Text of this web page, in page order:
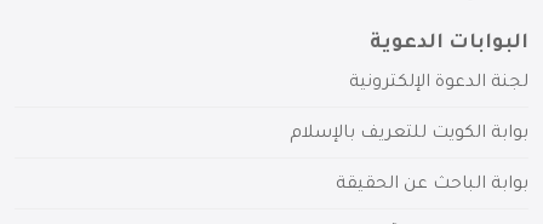
البوابات الدعوية
لجنة الدعوة الإلكترونية
بوابة الكويت للتعريف بالإسلام
بوابة الباحث عن الحقيقة